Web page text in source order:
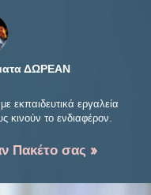
ΔΩΡΕΑΝ
εκπαιδευτικά εργαλεία
κινούν το ενδιαφέρον.
Πακέτο σας »